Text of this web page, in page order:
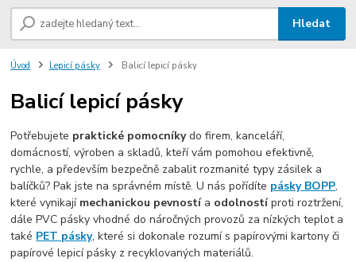
Hledat
Úvod Lepicí pásky Balicí lepicí pásky
Balicí lepicí pásky
Potřebujete praktické pomocníkydo firem, kanceláří,
domácností, výroben a skladů, kteří vám pomohou efektivně,
rychle, a především bezpečně zabalit rozmanité typy zásilek a
balíčků? Pak jste na správném místě. U nás pořídíte pásky BOPP,
které vynikají mechanickou pevností a odolnostíproti roztržení,
dále PVC pásky vhodné do náročných provozů za nízkých teplot a
také PET pásky, které si dokonale rozumí s papírovými kartony či
papírové lepicí pásky z recyklovaných materiálů.